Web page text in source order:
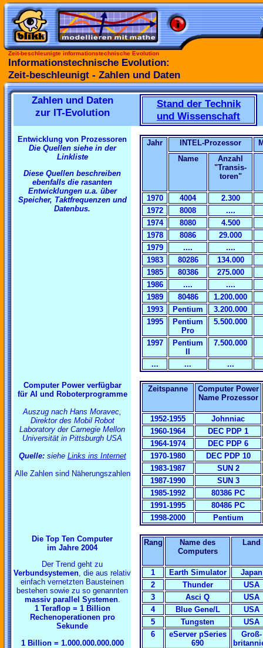
Zeit-beschleunigte informationstechnische Evolution
Informationstechnische Evolution:
Zeit-beschleunigt - Zahlen und Daten
Zahlen und Daten
zur IT-Evolution
Stand der Technik
und Wissenschaft
Entwicklung von Prozessoren
Die Quellen siehe in der
Linkliste
Diese Quellen beschreiben
ebenfalls die rasanten
Entwicklungen u.a. über
Speicher, Taktfrequenzen und
Datenbus.
Jahr INTEL-Prozessor
Name
Anzahl
"Transis-
toren"
1970 4004
2.300
1972
8008
....
1974
8080
4.500
1978
8086
29.000
1979
....
....
1983
80286
134.000
1985
80386
275.000
1986
....
....
1989
80486
1.200.000
1993
Pentium
3.200.000
1995
Pentium
Pro
5.500.000
1997
Pentium
7.500.000
... ... ...
Computer Power verfügbar
für AI und Roboterprogramme
Auszug nach Hans Moravec,
Direktor des Mobil Robot
Laboratory der Carnegie Mellon
Universität in Pittsburgh USA
Quelle:siehe Links ins Internet
Alle Zahlen sind Näherungszahlen
Zeitspanne
Computer Power
Name Prozessor
1952-1955
Johnniac
1960-1964
DEC PDP 1
1964-1974
DEC PDP 6
1970-1980
DEC PDP 10
1983-1987
SUN 2
1987-1990
SUN 3
1985-1992
80386 PC
1991-1995
80486 PC
1998-2000
Pentium
Die Top Ten Computer
im Jahre 2004
Der Trend geht zu
Verbundsystemen, die aus relativ
einfach vernetzten Bausteinen
bestehen sowie zu so genannten
massiv parallel Systemen.
1 Teraflop = 1 Billion
Rechenoperationen pro
Sekunde
1 Billion = 1.000.000.000.000
Rang
Name des
Computers
Land
1 Earth Simulator
Japan
2
Thunder
USA
3
Asci Q
USA
4
Blue Gene/L
USA
5
Tungsten
USA
6
eServer pSeries
690
Groß-